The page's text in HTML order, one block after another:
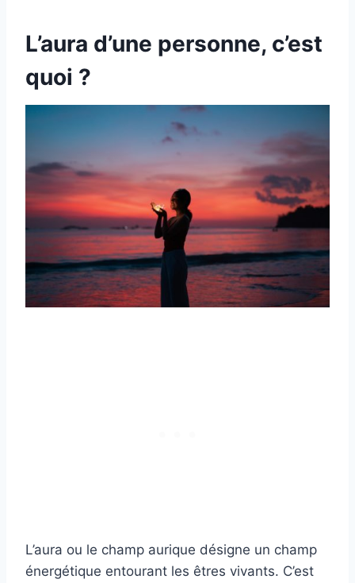
L’aura d’une personne, c’est
quoi ?
L’aura ou le champ aurique désigne un champ
énergétique entourant les êtres vivants. C’est